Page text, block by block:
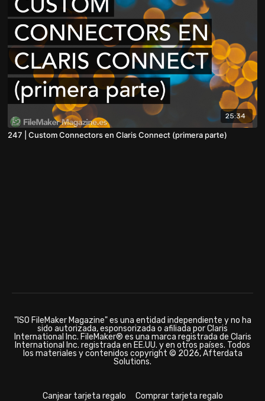
25:34
247 | Custom Connectors en Claris Connect (primera parte)
"ISO FileMaker Magazine" es una entidad independiente y no ha
sido autorizada, esponsorizada o afiliada por Claris
International Inc. FileMaker® es una marca registrada de Claris
International Inc. registrada en EE.UU. y en otros países. Todos
los materiales y contenidos copyright © 2026, Afterdata
Solutions.
Canjear tarjeta regalo Comprar tarjeta regalo